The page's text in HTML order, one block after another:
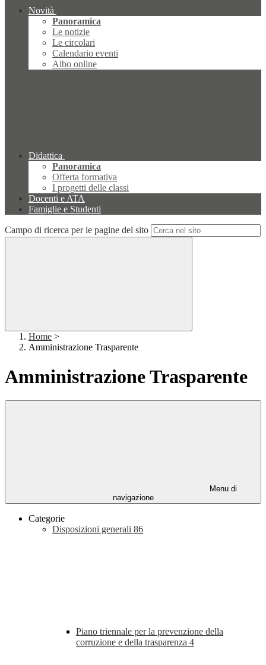
Novità
Panoramica
Le notizie
Le circolari
Calendario eventi
Albo online
Didattica
Panoramica
Offerta formativa
I progetti delle classi
Docenti e ATA
Famiglie e Studenti
Campo di ricerca per le pagine del sito
Home >
Amministrazione Trasparente
Amministrazione Trasparente
Menu di
navigazione
Categorie
Disposizioni generali 86
Piano triennale per la prevenzione della
corruzione e della trasparenza 4